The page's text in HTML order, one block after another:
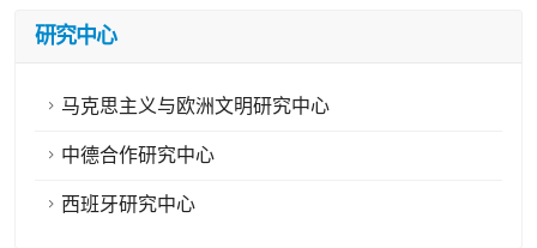
研究中心
马克思主义与欧洲文明研究中心
中德合作研究中心
西班牙研究中心